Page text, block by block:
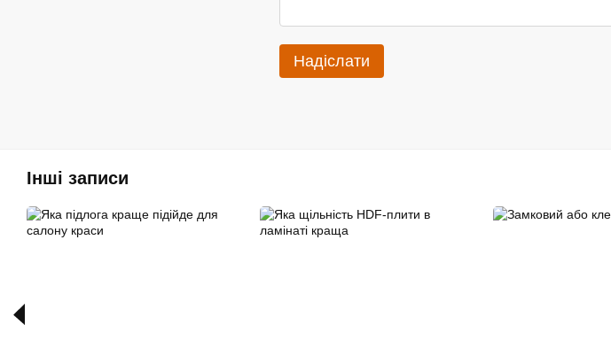
Надіслати
Інші записи